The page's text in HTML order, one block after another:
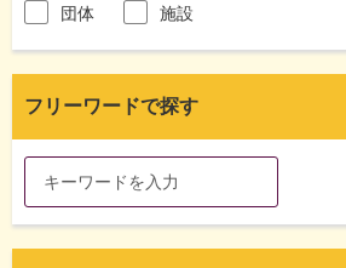
団体 施設
フリーワードで探す